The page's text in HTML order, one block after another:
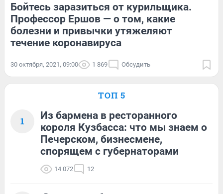
Бойтесь заразиться от курильщика.
Профессор Ершов — о том, какие
болезни и привычки утяжеляют
течение коронавируса
30 октября, 2021, 09:00 1 869 Обсудить
ТОП 5
1
Из бармена в ресторанного
короля Кузбасса: что мы знаем о
Печерском, бизнесмене,
спорящем с губернаторами
14 072 12